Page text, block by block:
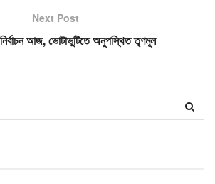
Next Post
নির্বাচন আজ, ভোটাভুটিতে অনুপস্থিত তৃণমূল